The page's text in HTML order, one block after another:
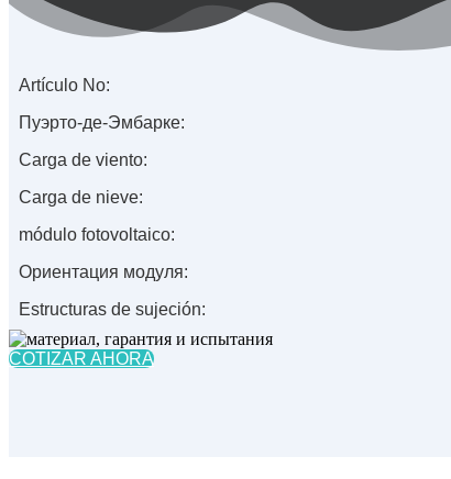
Artículo No:
Пуэрто-де-Эмбарке:
Carga de viento:
Carga de nieve:
módulo fotovoltaico:
Ориентация модуля:
Estructuras de sujeción:
COTIZAR AHORA